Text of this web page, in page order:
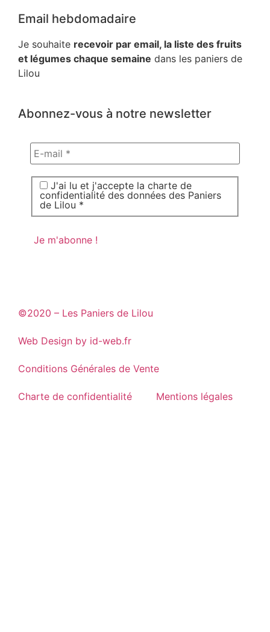
Email hebdomadaire
Je souhaite recevoir par email, la liste des fruits
et légumes chaque semaine dans les paniers de
Lilou
Abonnez-vous à notre newsletter
J'ai lu et j'accepte la charte de
confidentialité des données des Paniers
de Lilou *
©2020 – Les Paniers de Lilou
Web Design by id-web.fr
Conditions Générales de Vente
Charte de confidentialité Mentions légales